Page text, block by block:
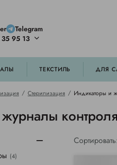
Telegram
95 13
ТЕКСТИЛЬ ДЛЯ
Стерилизация Индикаторы и
контроля
(4)
Сортировать: